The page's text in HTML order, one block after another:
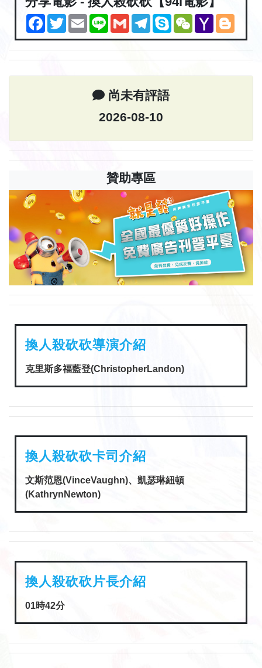
Facebook
TwitterEmailLine GmailTelegramSkypeWeChatYahoo
Mail
尚未有評語
2026-08-10
贊助專區
換人殺砍砍導演介紹
克里斯多福藍登(ChristopherLandon)
換人殺砍砍卡司介紹
文斯范恩(VinceVaughn)、凱瑟琳紐頓
(KathrynNewton)
換人殺砍砍片長介紹
01時42分